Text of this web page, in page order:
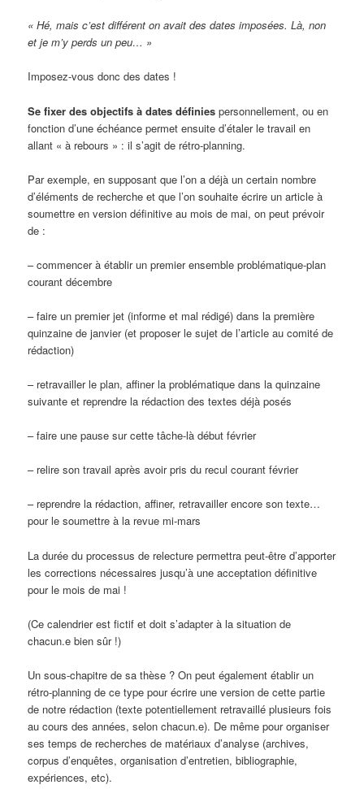
« Hé, mais c’est différent on avait des dates imposées. Là, non
et je m’y perds un peu… »
Imposez-vous donc des dates !
Se fixer des objectifs à dates définies personnellement, ou en
fonction d’une échéance permet ensuite d’étaler le travail en
allant « à rebours » : il s’agit de rétro-planning.
Par exemple, en supposant que l’on a déjà un certain nombre
d’éléments de recherche et que l’on souhaite écrire un article à
soumettre en version définitive au mois de mai, on peut prévoir
de :
– commencer à établir un premier ensemble problématique-plan
courant décembre
– faire un premier jet (informe et mal rédigé) dans la première
quinzaine de janvier (et proposer le sujet de l’article au comité de
rédaction)
– retravailler le plan, affiner la problématique dans la quinzaine
suivante et reprendre la rédaction des textes déjà posés
– faire une pause sur cette tâche-là début février
– relire son travail après avoir pris du recul courant février
– reprendre la rédaction, affiner, retravailler encore son texte…
pour le soumettre à la revue mi-mars
La durée du processus de relecture permettra peut-être d’apporter
les corrections nécessaires jusqu’à une acceptation définitive
pour le mois de mai !
(Ce calendrier est fictif et doit s’adapter à la situation de
chacun.e bien sûr !)
Un sous-chapitre de sa thèse ? On peut également établir un
rétro-planning de ce type pour écrire une version de cette partie
de notre rédaction (texte potentiellement retravaillé plusieurs fois
au cours des années, selon chacun.e). De même pour organiser
ses temps de recherches de matériaux d’analyse (archives,
corpus d’enquêtes, organisation d’entretien, bibliographie,
expériences, etc).